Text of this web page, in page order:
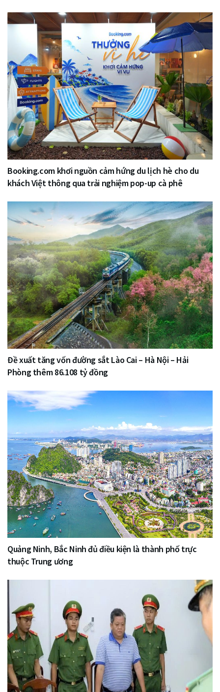
Booking.com khơi nguồn cảm hứng du lịch hè cho du
khách Việt thông qua trải nghiệm pop-up cà phê
Đề xuất tăng vốn đường sắt Lào Cai – Hà Nội – Hải
Phòng thêm 86.108 tỷ đồng
Quảng Ninh, Bắc Ninh đủ điều kiện là thành phố trực
thuộc Trung ương